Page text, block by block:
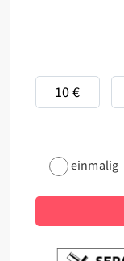
10 €
einmalig